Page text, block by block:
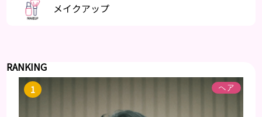
メイクアップ
RANKING
ヘア